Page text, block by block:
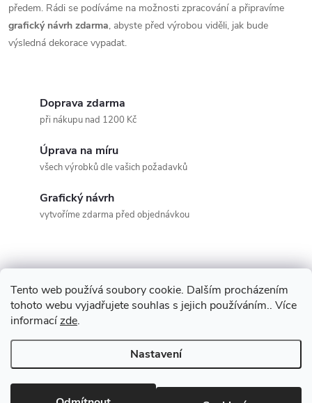
Tento web používá soubory cookie. Dalším procházením
tohoto webu vyjadřujete souhlas s jejich používáním.. Více
informacízde.
Nastavení
předem. Rádi se podíváme na možnosti zpracování a připravíme
grafický návrh zdarma, abyste před výrobou viděli, jak bude
výsledná dekorace vypadat.
Doprava zdarma
při nákupu nad 1200 Kč
Úprava na míru
všech výrobků dle vašich požadavků
Grafický návrh
vytvoříme zdarma před objednávkou
Z
á
pCopyright 2026www.vyrejeme.cz. Všechna práva vyhrazena.Upravit
nastavení cookies